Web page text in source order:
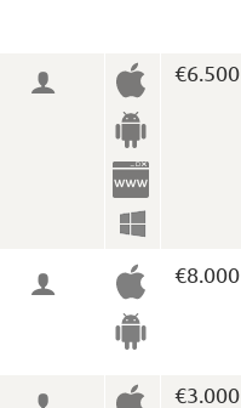
€6.500
€8.000
€3.000